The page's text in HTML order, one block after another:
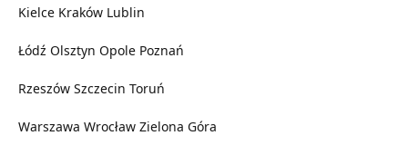
Kielce Kraków Lublin
Łódź Olsztyn Opole Poznań
Rzeszów Szczecin Toruń
Warszawa Wrocław Zielona Góra